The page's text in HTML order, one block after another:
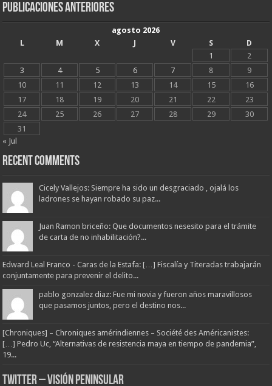
Publicaciones Anteriores
agosto 2026
L
M X J V S
D
1
2
3
4 5 6 7 8
9
10
11 12 13 14 15
16
17
18 19 20 21 22
23
24
25 26 27 28 29
30
31
« Jul
Recent Comments
Cicely Vallejos: Siempre ha sido un desgraciado , ojalá los
ladrones se hayan robado su paz...
Juan Ramon briceño: Que documentos nesesito para el trámite
de carta de no inhabilitación?...
Edward Leal Franco - Caras de la Estafa: […] Fiscalía y Titeradas trabajarán
conjuntamente para prevenir el delito...
pablo gonzalez diaz: Fue mi novia y fueron años maravillosos
que pasamos juntos, pero el destino nos...
[Chroniques] – Chroniques amérindiennes – Société des Américanistes:
[…] Pedro Uc, “Alternativas de resistencia maya en tiempo de pandemia”,
19...
Twitter – Visión Peninsular